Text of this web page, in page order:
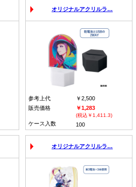
オリジナルアクリルラ…
参考上代
￥2,500
販売価格
￥1,283
(税込￥1,411.3)
ケース入数 100
オリジナルアクリルラ…